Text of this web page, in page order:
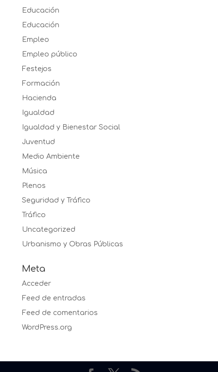
Educación
Educación
Empleo
Empleo público
Festejos
Formación
Hacienda
Igualdad
Igualdad y Bienestar Social
Juventud
Medio Ambiente
Música
Plenos
Seguridad y Tráfico
Tráfico
Uncategorized
Urbanismo y Obras Públicas
Meta
Acceder
Feed de entradas
Feed de comentarios
WordPress.org